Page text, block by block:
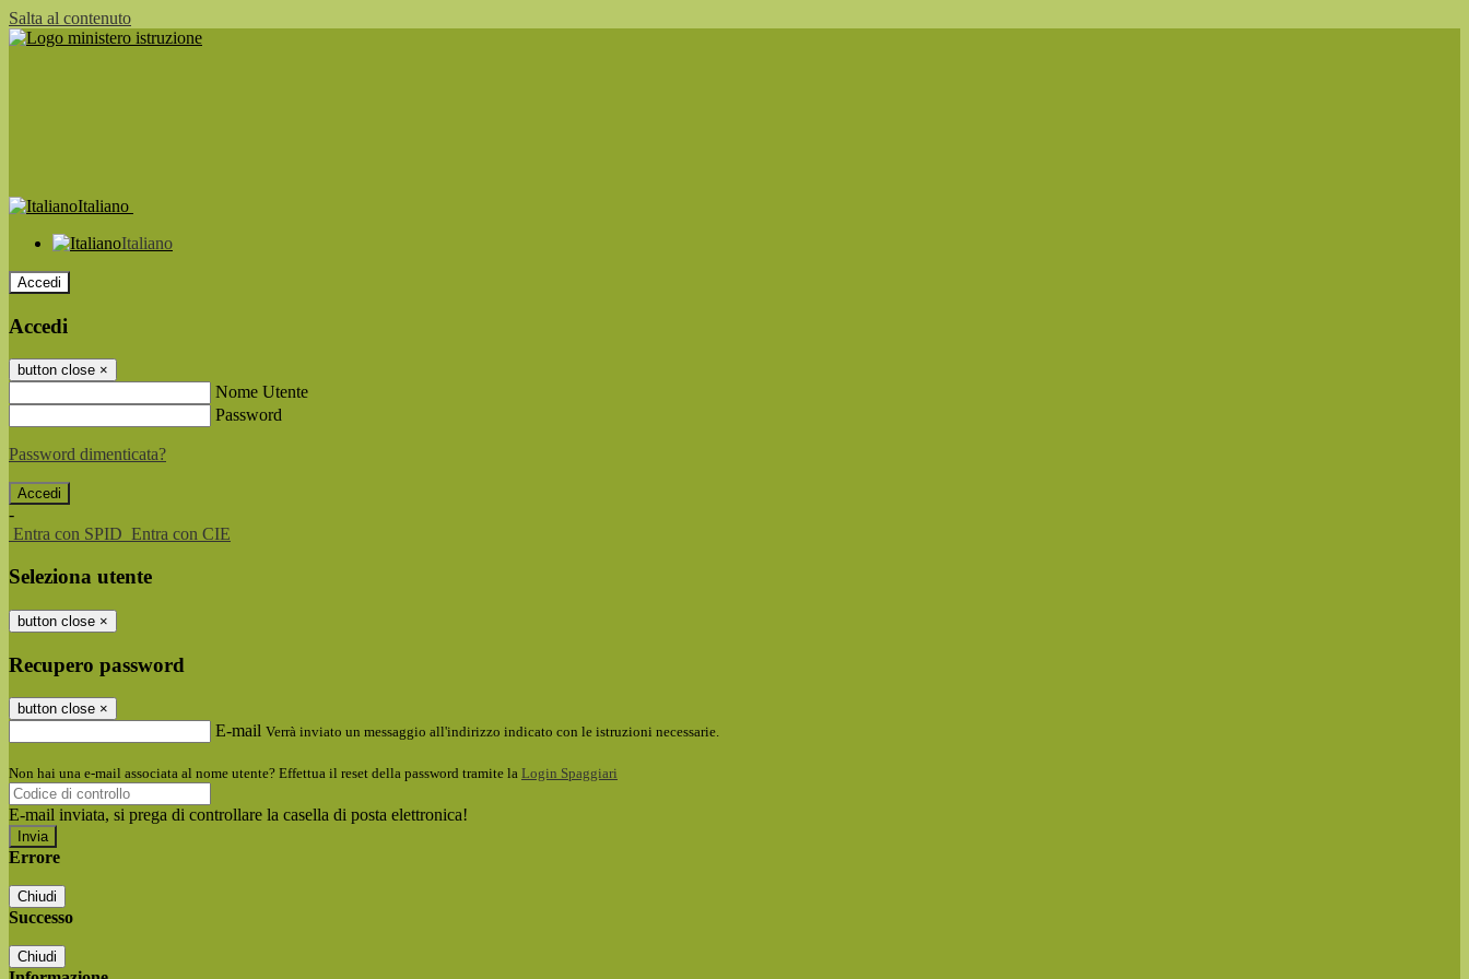
Salta al contenuto
Italiano
Italiano
Accedi
Accedi
button close ×
Nome Utente
Password
Password dimenticata?
-
Entra con SPID Entra con CIE
Seleziona utente
button close ×
Recupero password
button close ×
E-mail Verrà inviato un messaggio all'indirizzo indicato con le istruzioni necessarie.
Non hai una e-mail associata al nome utente? Effettua il reset della password tramite la Login Spaggiari
E-mail inviata, si prega di controllare la casella di posta elettronica!
Errore
Chiudi
Successo
Chiudi